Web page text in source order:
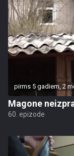
pirms 5 gadiem, 2
Magone
60. epizode